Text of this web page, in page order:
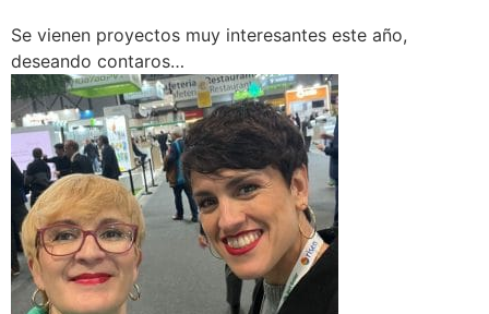
Se vienen proyectos muy interesantes este año,
deseando contaros…